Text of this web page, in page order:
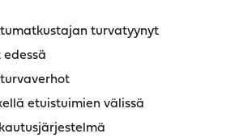
turvatyynyt
etuistuimien välissä